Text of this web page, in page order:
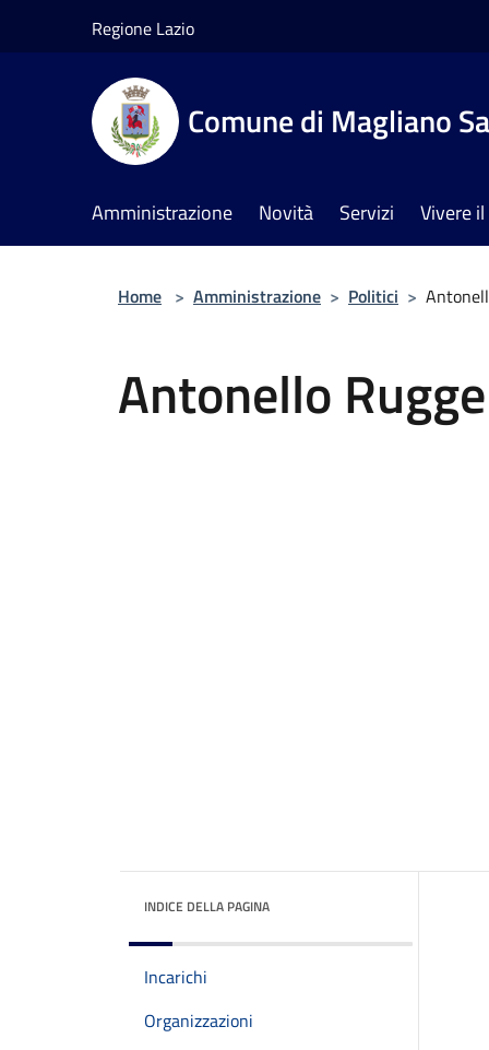
Regione Lazio
Comune di Magliano
Amministrazione Novità Servizi Vivere
Home > Amministrazione > Politici >
Antonello
INDICE DELLA PAGINA
Incarichi
Organizzazioni